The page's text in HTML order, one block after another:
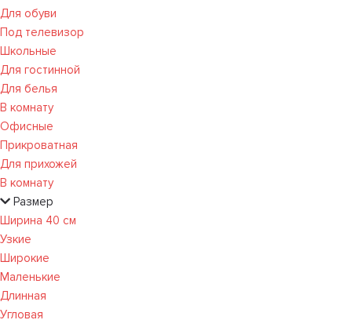
Для обуви
Под телевизор
Школьные
Для гостинной
Для белья
В комнату
Офисные
Прикроватная
Для прихожей
В комнату
Размер
Ширина 40 см
Узкие
Широкие
Маленькие
Длинная
Угловая